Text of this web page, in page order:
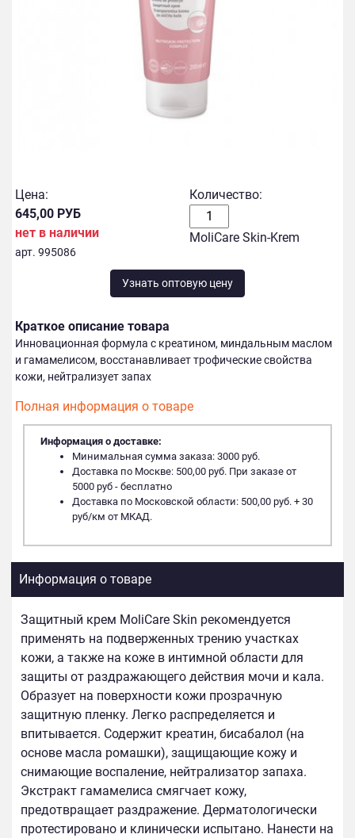
Цена:
645,00 РУБ
нет в наличии
арт. 995086
Количество:
MoliCare Skin-Krem
Узнать оптовую цену
Краткое описание товара
Инновационная формула с креатином, миндальным маслом
и гамамелисом, восстанавливает трофические свойства
кожи, нейтрализует запах
Полная информация о товаре
Информация о доставке:
Минимальная сумма заказа: 3000 руб.
Доставка по Москве: 500,00 руб. При заказе от
5000 руб - бесплатно
Доставка по Московской области: 500,00 руб. + 30
руб/км от МКАД.
Информация о товаре
Защитный крем MoliCare Skin рекомендуется
применять на подверженных трению участках
кожи, а также на коже в интимной области для
защиты от раздражающего действия мочи и кала.
Образует на поверхности кожи прозрачную
защитную пленку. Легко распределяется и
впитывается. Содержит креатин, бисабалол (на
основе масла ромашки), защищающие кожу и
снимающие воспаление, нейтрализатор запаха.
Экстракт гамамелиса смягчает кожу,
предотвращает раздражение. Дерматологически
протестировано и клинически испытано. Нанести на